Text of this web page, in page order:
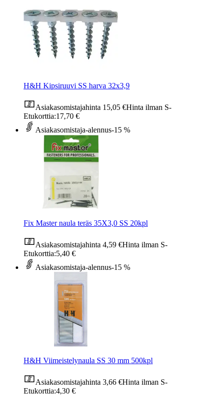
H&H Kipsiruuvi SS harva 32x3,9
Asiakasomistajahinta 15,05 €Hinta ilman S-
Etukorttia:17,70 €
Asiakasomistaja-alennus-15 %
Fix Master naula teräs 35X3,0 SS 20kpl
Asiakasomistajahinta 4,59 €Hinta ilman S-
Etukorttia:5,40 €
Asiakasomistaja-alennus-15 %
H&H Viimeistelynaula SS 30 mm 500kpl
Asiakasomistajahinta 3,66 €Hinta ilman S-
Etukorttia:4,30 €